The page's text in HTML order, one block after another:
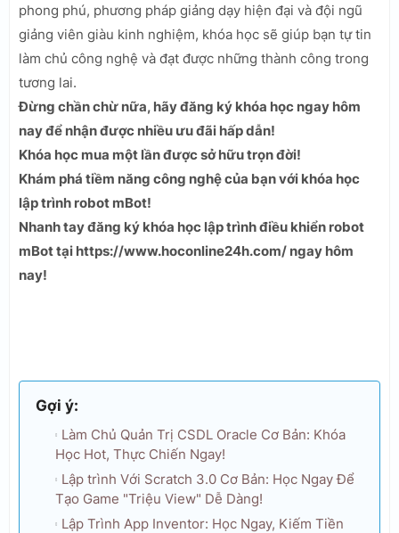
phong phú, phương pháp giảng dạy hiện đại và đội ngũ
giảng viên giàu kinh nghiệm, khóa học sẽ giúp bạn tự tin
làm chủ công nghệ và đạt được những thành công trong
tương lai.
Đừng chần chừ nữa, hãy đăng ký khóa học ngay hôm
nay để nhận được nhiều ưu đãi hấp dẫn!
Khóa học mua một lần được sở hữu trọn đời!
Khám phá tiềm năng công nghệ của bạn với khóa học
lập trình robot mBot!
Nhanh tay đăng ký khóa học lập trình điều khiển robot
mBot tại https://www.hoconline24h.com/ ngay hôm
nay!
Gợi ý:
Làm Chủ Quản Trị CSDL Oracle Cơ Bản: Khóa
Học Hot, Thực Chiến Ngay!
Lập trình Với Scratch 3.0 Cơ Bản: Học Ngay Để
Tạo Game "Triệu View" Dễ Dàng!
Lập Trình App Inventor: Học Ngay, Kiếm Tiền